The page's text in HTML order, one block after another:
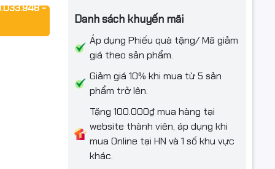
-
Danh sách khuyến mãi
Áp dụng Phiếu quà tặng/ Mã giảm
giá theo sản phẩm.
Giảm giá 10% khi mua từ 5 sản
phẩm trở lên.
Tặng 100.000₫ mua hàng tại
website thành viên, áp dụng khi
mua Online tại HN và 1 số khu vực
khác.